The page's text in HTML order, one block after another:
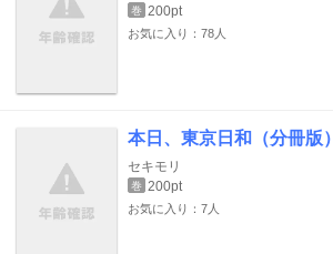
巻 200pt
お気に入り：78人
本日、東京日和（分冊版）
セキモリ
巻 200pt
お気に入り：7人